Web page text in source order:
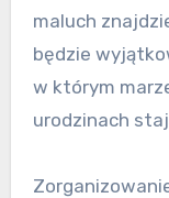
maluch
będzie
w którym
urodzinach